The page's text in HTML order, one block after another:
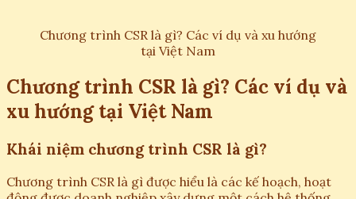
Chương trình CSR là gì? Các ví dụ và xu hướng
tại Việt Nam
Chương trình CSR là gì? Các ví dụ và
xu hướng tại Việt Nam
Khái niệm chương trình CSR là gì?
Chương trình CSR là gì được hiểu là các kế hoạch, hoạt